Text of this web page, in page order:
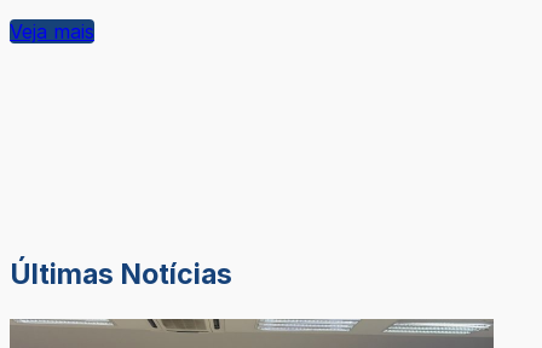
Veja mais
Últimas Notícias